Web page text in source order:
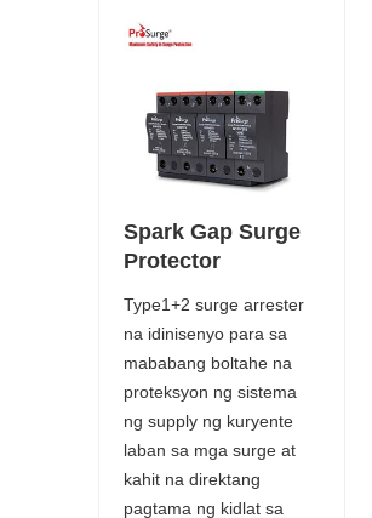
Spark Gap Surge
Protector
Type1+2 surge arrester
na idinisenyo para sa
mababang boltahe na
proteksyon ng sistema
ng supply ng kuryente
laban sa mga surge at
kahit na direktang
pagtama ng kidlat sa